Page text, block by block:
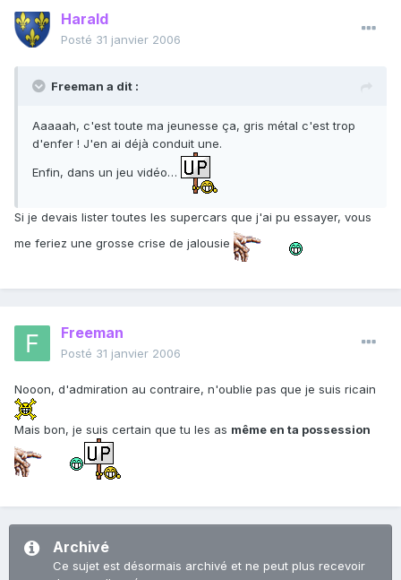
Harald
Posté 31 janvier 2006
Freeman a dit :
Aaaaah, c'est toute ma jeunesse ça, gris métal c'est trop
d'enfer ! J'en ai déjà conduit une.
Enfin, dans un jeu vidéo…
Si je devais lister toutes les supercars que j'ai pu essayer, vous
me feriez une grosse crise de jalousie
Freeman
Posté 31 janvier 2006
Nooon, d'admiration au contraire, n'oublie pas que je suis ricain
Mais bon, je suis certain que tu les as même en ta possession
Archivé
Ce sujet est désormais archivé et ne peut plus recevoir